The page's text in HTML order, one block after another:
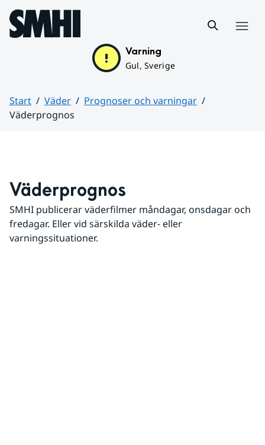
Hoppa till sidans innehåll
Varning
Gul, Sverige
Start Väder
Prognoser och varningar
Väderprognos
Väderprognos
SMHI publicerar väderfilmer måndagar, onsdagar och
fredagar. Eller vid särskilda väder- eller
varningssituationer.